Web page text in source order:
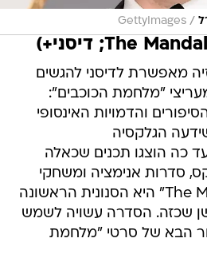
/
GettyImages
מאפשרת לדיסני להגשים
"מלחמת הכוכבים":
והדמויות האינסופי
הגלקסיה
כה הוצגו תכנים שכאלה
סדרות אנימציה ומשחקי
מחשב, "The Mandalorian" היא הסנונית הראשונה
שכזה. הסדרה עשויה לשמש
הבא של סרטי "מלחמת